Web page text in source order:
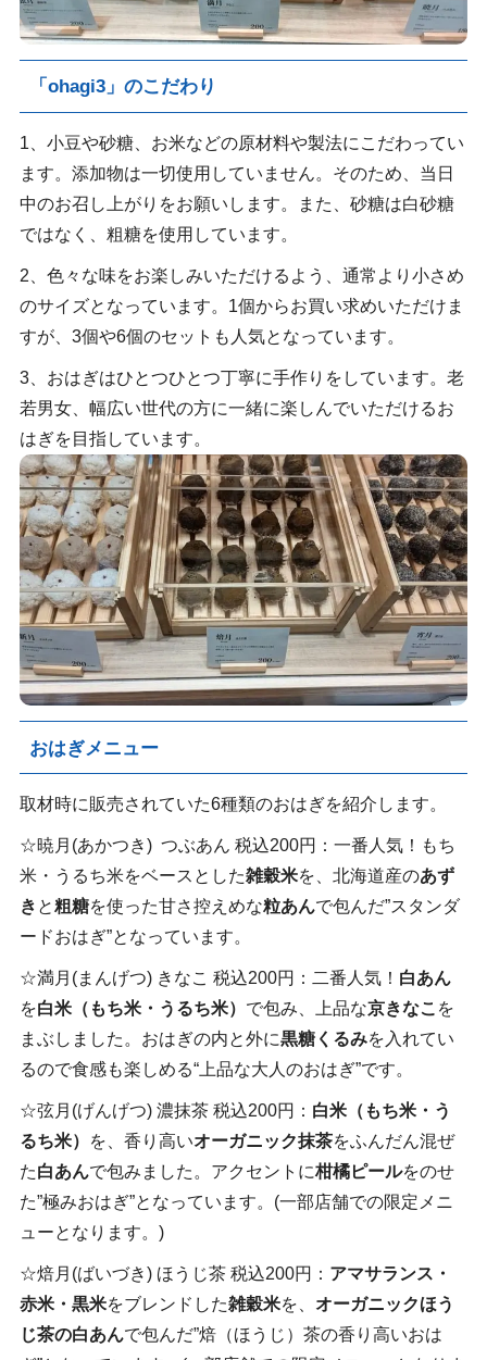
「ohagi3」のこだわり
1、小豆や砂糖、お米などの原材料や製法にこだわってい
ます。添加物は一切使用していません。そのため、当日
中のお召し上がりをお願いします。また、砂糖は白砂糖
ではなく、粗糖を使用しています。
2、色々な味をお楽しみいただけるよう、通常より小さめ
のサイズとなっています。1個からお買い求めいただけま
すが、3個や6個のセットも人気となっています。
3、おはぎはひとつひとつ丁寧に手作りをしています。老
若男女、幅広い世代の方に一緒に楽しんでいただけるお
はぎを目指しています。
おはぎメニュー
取材時に販売されていた6種類のおはぎを紹介します。
☆暁月(あかつき) つぶあん 税込200円：一番人気！もち
米・うるち米をベースとした雑穀米を、北海道産のあず
き と粗糖を使った甘さ控えめな粒あんで包んだ”スタンダ
ードおはぎ”となっています。
☆満月(まんげつ) きなこ 税込200円：二番人気！ 白あん
を白米（もち米・うるち米） で包み、上品な京きなこ を
まぶしました。おはぎの内と外に黒糖くるみを入れてい
るので食感も楽しめる“上品な大人のおはぎ”です。
☆弦月(げんげつ) 濃抹茶 税込200円： 白米（もち米・う
るち米）
を、香り高いオーガニック抹茶をふんだん混ぜ
た白あんで包みました。アクセントに柑橘ピールをのせ
た”極みおはぎ”となっています。(一部店舗での限定メニ
ューとなります。)
☆焙月(ばいづき) ほうじ茶 税込200円： アマサランス・
赤米・黒米をブレンドした雑穀米を、 オーガニックほう
じ茶の白あんで包んだ”焙（ほうじ）茶の香り高いおは